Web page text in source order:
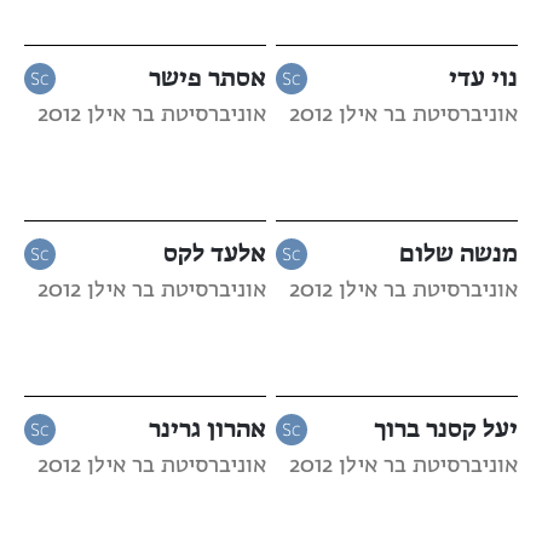
נוי עדי
אוניברסיטת בר אילן 2012
אסתר פישר
אוניברסיטת בר אילן 2012
מנשה שלום
אוניברסיטת בר אילן 2012
אלעד לקס
אוניברסיטת בר אילן 2012
יעל קסנר ברוך
אוניברסיטת בר אילן 2012
אהרון גרינר
אוניברסיטת בר אילן 2012